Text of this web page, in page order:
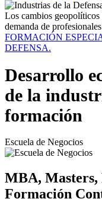
Los cambios geopolíticos
demanda de
FORMACIÓN
DEFENSA.
Desarrollo
de la
formación
Escuela de Negocios
MBA, Masters,
Formación